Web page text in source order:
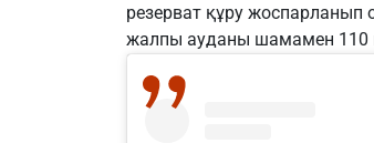
резерват құру
жалпы ауданы шамамен 110